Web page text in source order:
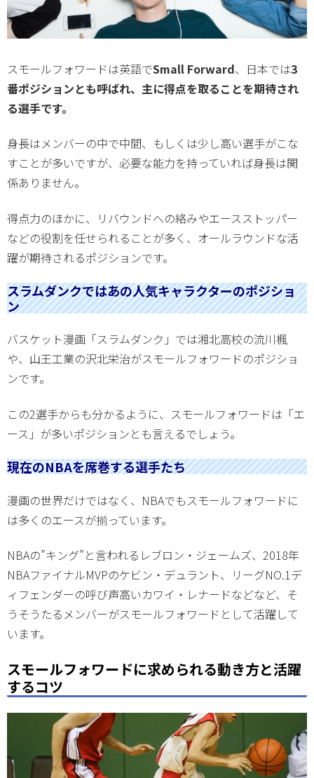
スモールフォワードは英語でSmall Forward、日本では3
番ポジションとも呼ばれ、主に得点を取ることを期待され
る選手です。
身長はメンバーの中で中間、もしくは少し高い選手がこな
すことが多いですが、必要な能力を持っていれば身長は関
係ありません。
得点力のほかに、リバウンドへの絡みやエースストッパー
などの役割を任せられることが多く、オールラウンドな活
躍が期待されるポジションです。
スラムダンクではあの人気キャラクターのポジショ
ン
バスケット漫画「スラムダンク」では湘北高校の流川楓
や、山王工業の沢北栄治がスモールフォワードのポジショ
ンです。
この2選手からも分かるように、スモールフォワードは「エ
ース」が多いポジションとも言えるでしょう。
現在のNBAを席巻する選手たち
漫画の世界だけではなく、NBAでもスモールフォワードに
は多くのエースが揃っています。
NBAの”キング”と言われるレブロン・ジェームズ、2018年
NBAファイナルMVPのケビン・デュラント、リーグNO.1デ
ィフェンダーの呼び声高いカワイ・レナードなどなど、そ
うそうたるメンバーがスモールフォワードとして活躍して
います。
スモールフォワードに求められる動き方と活躍
するコツ